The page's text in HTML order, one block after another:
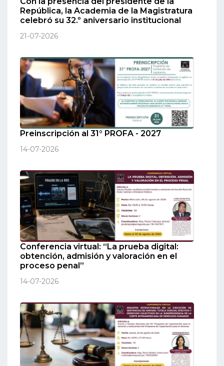
República, la Academia de la Magistratura
celebró su 32.º aniversario institucional
21-07-2026
Preinscripción al 31° PROFA - 2027
14-07-2026
Conferencia virtual: “La prueba digital:
obtención, admisión y valoración en el
proceso penal”
14-07-2026